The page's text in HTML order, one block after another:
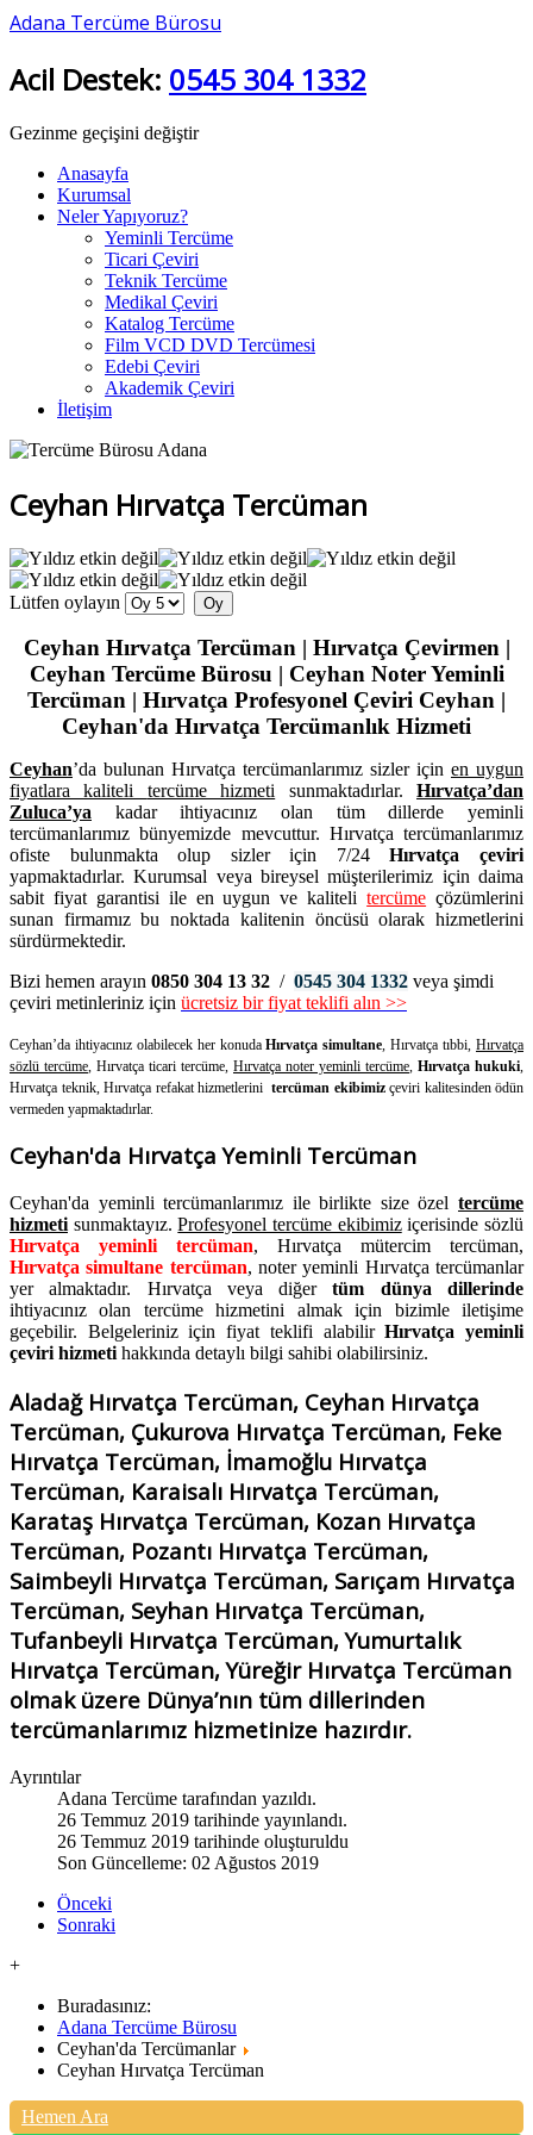
Adana Tercüme Bürosu
Acil Destek: 0545 304 1332
Gezinme geçişini değiştir
Anasayfa
Kurumsal
Neler Yapıyoruz?
Yeminli Tercüme
Ticari Çeviri
Teknik Tercüme
Medikal Çeviri
Katalog Tercüme
Film VCD DVD Tercümesi
Edebi Çeviri
Akademik Çeviri
İletişim
Ceyhan Hırvatça Tercüman
Lütfen oylayın
Ceyhan Hırvatça Tercüman | Hırvatça Çevirmen |
Ceyhan Tercüme Bürosu | Ceyhan Noter Yeminli
Tercüman | Hırvatça Profesyonel Çeviri Ceyhan |
Ceyhan'da Hırvatça Tercümanlık Hizmeti
Ceyhan’da bulunan Hırvatça tercümanlarımız sizler için en uygun
fiyatlara kaliteli tercüme hizmeti sunmaktadırlar.Hırvatça’dan
Zuluca’ya kadar ihtiyacınız olan tüm dillerde yeminli
tercümanlarımız bünyemizde mevcuttur. Hırvatça tercümanlarımız
ofiste bulunmakta olup sizler için 7/24Hırvatça çeviri
yapmaktadırlar. Kurumsal veya bireysel müşterilerimiz için daima
sabit fiyat garantisi ile en uygun ve kalitelitercüme çözümlerini
sunan firmamız bu noktada kalitenin öncüsü olarak hizmetlerini
sürdürmektedir.
Bizi hemen arayın 0850 304 13 32 / 0545 304 1332 veya şimdi
çeviri metinleriniz için ücretsiz bir fiyat teklifi alın >>
Ceyhan’da ihtiyacınız olabilecek her konudaHırvatça simultane , Hırvatça tıbbi,Hırvatça
sözlü tercüme , Hırvatça ticari tercüme, Hırvatça noter yeminli tercüme Hırvatça hukuki
Hırvatça teknik, Hırvatça refakat hizmetlerini tercüman ekibimiz çeviri kalitesinden ödün
vermeden yapmaktadırlar.
Ceyhan'da Hırvatça Yeminli Tercüman
Ceyhan'da yeminli tercümanlarımız ile birlikte size özel tercüme
hizmeti sunmaktayız.Profesyonel tercüme ekibimiziçerisinde sözlü
Hırvatça yeminli tercüman, Hırvatça mütercim tercüman,
Hırvatça simultane tercüman, noter yeminli Hırvatça tercümanlar
yer almaktadır. Hırvatça veya diğertüm dünya dillerinde
ihtiyacınız olan tercüme hizmetini almak için bizimle iletişime
geçebilir. Belgeleriniz için fiyat teklifi alabilirHırvatça yeminli
çeviri hizmeti hakkında detaylı bilgi sahibi olabilirsiniz.
Aladağ Hırvatça Tercüman, Ceyhan Hırvatça
Tercüman, Çukurova Hırvatça Tercüman, Feke
Hırvatça Tercüman, İmamoğlu Hırvatça
Tercüman, Karaisalı Hırvatça Tercüman,
Karataş Hırvatça Tercüman, Kozan Hırvatça
Tercüman, Pozantı Hırvatça Tercüman,
Saimbeyli Hırvatça Tercüman, Sarıçam Hırvatça
Tercüman, Seyhan Hırvatça Tercüman,
Tufanbeyli Hırvatça Tercüman, Yumurtalık
Hırvatça Tercüman, Yüreğir Hırvatça Tercüman
olmak üzere Dünya’nın tüm dillerinden
tercümanlarımız hizmetinize hazırdır.
Ayrıntılar
Adana Tercüme tarafından yazıldı.
26 Temmuz 2019 tarihinde yayınlandı.
26 Temmuz 2019 tarihinde oluşturuldu
Son Güncelleme: 02 Ağustos 2019
Önceki
Sonraki
+
Buradasınız:
Adana Tercüme Bürosu
Ceyhan'da Tercümanlar
Ceyhan Hırvatça Tercüman
Hemen Ara